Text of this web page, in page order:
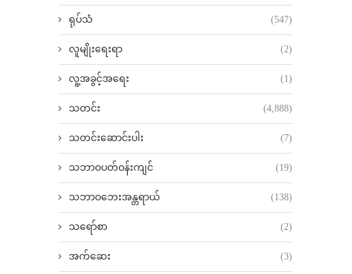
ရုပ်သံ (547)
လူမျိုးရေးရာ (2)
လူ့အခွင့်အရေး (1)
သတင်း (4,888)
သတင်းဆောင်းပါး (7)
သဘာဝပတ်ဝန်းကျင် (19)
သဘာဝဘေးအန္တရာယ် (138)
သရော်စာ (2)
အက်ဆေး (3)